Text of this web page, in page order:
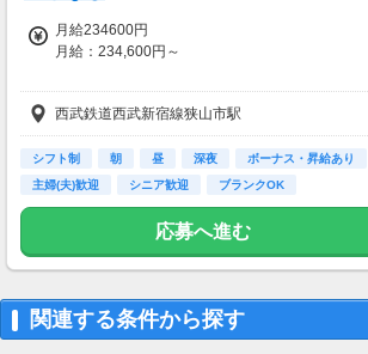
月給234600円
月給：234,600円～
◇介護福祉士保有者
月給：249,600円～
◇社会福祉主事任用保有者
月給：234,600円～
賞与年2回 有
（直近平均支給実績額 2回計 約477,300円）
西武鉄道西武新宿線狭山市駅
シフト制 朝 昼 深夜 ボーナス・昇給あり
主婦(夫)歓迎
シニア歓迎 ブランクOK
応募へ進む
関連する条件から探す